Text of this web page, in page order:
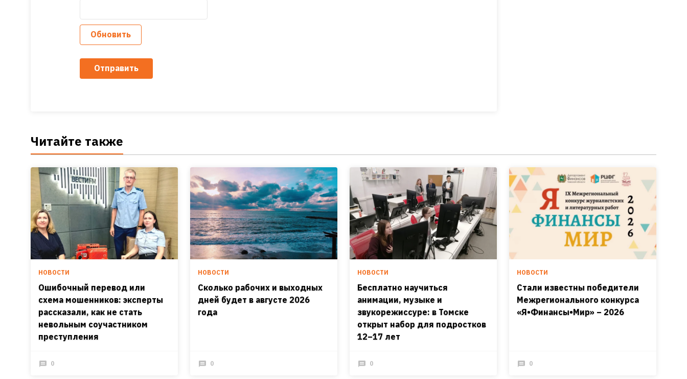
Обновить
Отправить
Читайте также
НОВОСТИ
Ошибочный перевод или
схема мошенников: эксперты
рассказали, как не стать
невольным соучастником
преступления
0
НОВОСТИ
Сколько рабочих и выходных
дней будет в августе 2026
года
0
НОВОСТИ
Бесплатно научиться
анимации, музыке и
звукорежиссуре: в Томске
открыт набор для подростков
12–17 лет
0
НОВОСТИ
Стали известны победители
Межрегионального конкурса
«Я•Финансы•Мир» – 2026
0